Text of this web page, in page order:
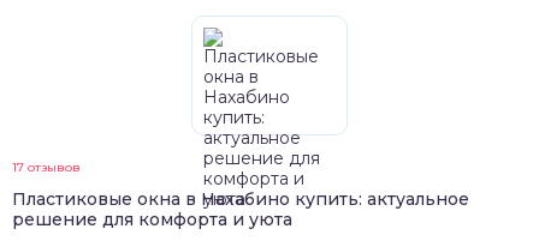
17 отзывов
Пластиковые окна в Нахабино купить: актуальное
решение для комфорта и уюта